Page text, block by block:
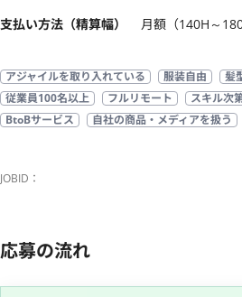
支払い方法（精算幅）
月額（140H～
アジャイルを取り入れている 服装自由 髪
従業員100名以上
フルリモート
スキル次
BtoBサービス
自社の商品・メディアを扱う
JOBID：
応募の流れ